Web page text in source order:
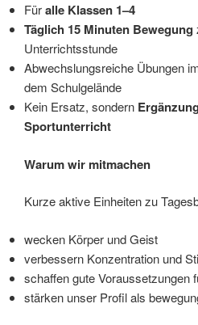
Füralle Klassen 1–4
Täglich 15 Minuten Bewegung
Unterrichtsstunde
Abwechslungsreiche Übungen
dem Schulgelände
Kein Ersatz, sondern
Sportunterricht
Warum wir mitmachen
Kurze aktive Einheiten zu
wecken Körper und Geist
verbessern Konzentration und
schaffen gute Voraussetzungen
stärken unser Profil als